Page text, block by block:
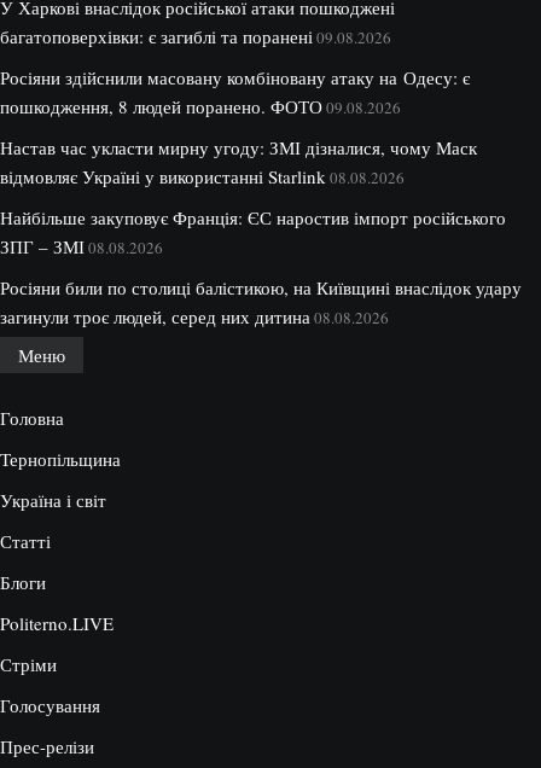
У Харкові внаслідок російської атаки пошкоджені
багатоповерхівки: є загиблі та поранені09.08.2026
Росіяни здійснили масовану комбіновану атаку на Одесу: є
пошкодження, 8 людей поранено. ФОТО09.08.2026
Настав час укласти мирну угоду: ЗМІ дізналися, чому Маск
відмовляє Україні у використанні Starlink08.08.2026
Найбільше закуповує Франція: ЄС наростив імпорт російського
ЗПГ – ЗМІ08.08.2026
Росіяни били по столиці балістикою, на Київщині внаслідок удару
загинули троє людей, серед них дитина08.08.2026
Меню
Головна
Тернопільщина
Україна і світ
Статті
Блоги
Politerno.LIVE
Стріми
Голосування
Прес-релізи